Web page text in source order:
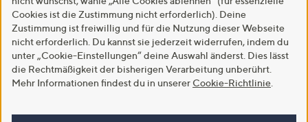
Cookies ist die Zustimmung nicht erforderlich). Deine
Zustimmung ist freiwillig und für die Nutzung dieser Webseite
nicht erforderlich. Du kannst sie jederzeit widerrufen, indem du
unter „Cookie-Einstellungen“ deine Auswahl änderst. Dies lässt
die Rechtmäßigkeit der bisherigen Verarbeitung unberührt.
Mehr Informationen findest du in unserer Cookie-Richtlinie